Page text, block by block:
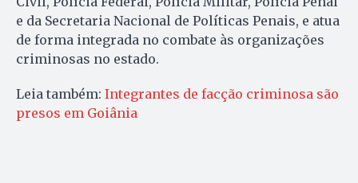
e da Secretaria Nacional de Políticas Penais, e atua
de forma integrada no combate às organizações
criminosas no estado.
Leia também: Integrantes de facção criminosa são
presos em Goiânia